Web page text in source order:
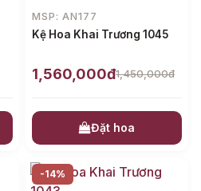
MSP: AN177
Kệ Hoa Khai Trương 1045
1,560,000đ1,450,000đ
Đặt hoa
-14%